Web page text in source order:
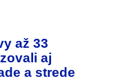
až 33
aj
a strede